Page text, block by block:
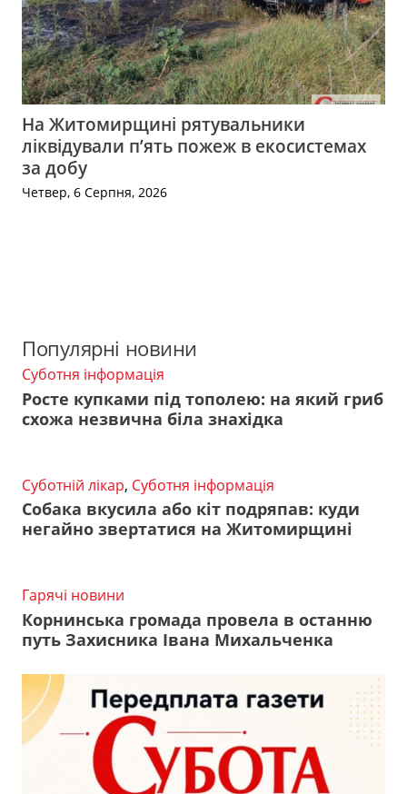
На Житомирщині рятувальники
ліквідували п’ять пожеж в екосистемах
за добу
Четвер, 6 Серпня, 2026
Популярні новини
Суботня інформація
Росте купками під тополею: на який гриб
схожа незвична біла знахідка
Суботній лікар, Суботня інформація
Собака вкусила або кіт подряпав: куди
негайно звертатися на Житомирщині
Гарячі новини
Корнинська громада провела в останню
путь Захисника Івана Михальченка